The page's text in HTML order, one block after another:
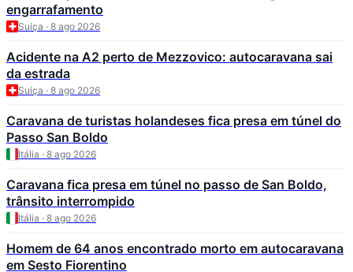
engarrafamento
Suíça · 8 ago 2026
Acidente na A2 perto de Mezzovico: autocaravana sai
da estrada
Suíça · 8 ago 2026
Caravana de turistas holandeses fica presa em túnel do
Passo San Boldo
Itália · 8 ago 2026
Caravana fica presa em túnel no passo de San Boldo,
trânsito interrompido
Itália · 8 ago 2026
Homem de 64 anos encontrado morto em autocaravana
em Sesto Fiorentino